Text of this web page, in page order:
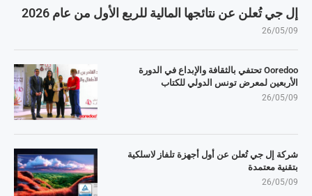
إل جي تُعلن عن نتائجها المالية للربع الأول من عام 2026
26/05/09
Ooredoo تحتفي بالثقافة والإبداع في الدورة
الأربعين لمعرض تونس الدولي للكتاب
26/05/09
شركة إل جي تُعلن عن أول أجهزة تلفاز لاسلكية
بتقنية معتمدة
26/05/09